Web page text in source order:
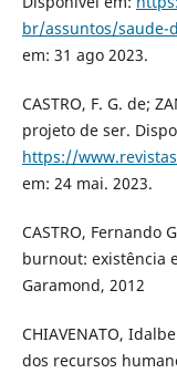
br/assuntos/saude-
em: 31 ago 2023.
CASTRO, F. G. de;
projeto de ser.
https://
em: 24 mai. 2023.
CASTRO, Fernando
burnout: existência
Garamond, 2012
CHIAVENATO,
dos recursos